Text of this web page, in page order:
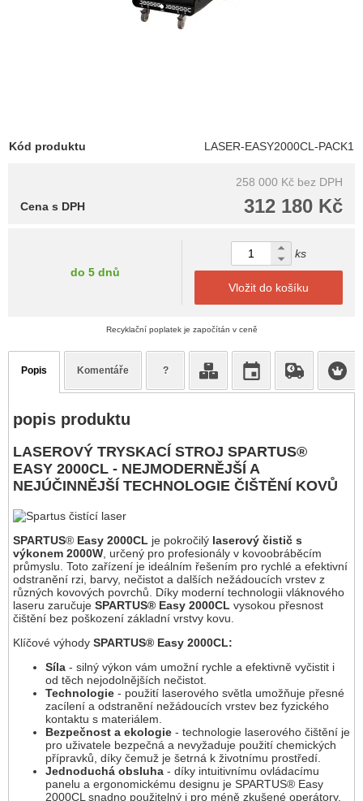
Kód produktu LASER-EASY2000CL-PACK1
258 000 Kč bez DPH
312 180 Kč
Cena s DPH
do 5 dnů
ks
Vložit do košíku
Recyklační poplatek je započítán v ceně
Popis Komentáře ?
popis produktu
LASEROVÝ TRYSKACÍ STROJ SPARTUS®
EASY 2000CL - NEJMODERNĚJŠÍ A
NEJÚČINNĚJŠÍ TECHNOLOGIE ČIŠTĚNÍ KOVŮ
SPARTUS® Easy 2000CL je pokročilý laserový čistič s
výkonem 2000W, určený pro profesionály v kovoobráběcím
průmyslu. Toto zařízení je ideálním řešením pro rychlé a efektivní
odstranění rzi, barvy, nečistot a dalších nežádoucích vrstev z
různých kovových povrchů. Díky moderní technologii vláknového
laseru zaručuje SPARTUS® Easy 2000CL vysokou přesnost
čištění bez poškození základní vrstvy kovu.
Klíčové výhody SPARTUS® Easy 2000CL:
Síla - silný výkon vám umožní rychle a efektivně vyčistit i
od těch nejodolnějších nečistot.
Technologie - použití laserového světla umožňuje přesné
zacílení a odstranění nežádoucích vrstev bez fyzického
kontaktu s materiálem.
Bezpečnost a ekologie - technologie laserového čištění je
pro uživatele bezpečná a nevyžaduje použití chemických
přípravků, díky čemuž je šetrná k životnímu prostředí.
Jednoduchá obsluha - díky intuitivnímu ovládacímu
panelu a ergonomickému designu je SPARTUS® Easy
2000CL snadno použitelný i pro méně zkušené operátory.